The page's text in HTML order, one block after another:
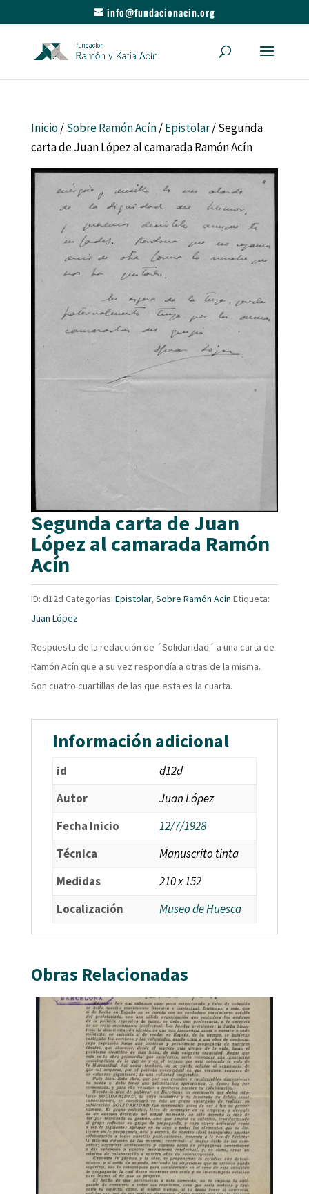
info@fundacionacin.org
Inicio/Sobre Ramón Acín/Epistolar/ Segunda
carta de Juan López al camarada Ramón Acín
Segunda carta de Juan
López al camarada Ramón
Acín
ID: d12d Categorías: Epistolar, Sobre Ramón Acín Etiqueta:
Juan López
Respuesta de la redacción de ´Solidaridad´ a una carta de
Ramón Acín que a su vez respondía a otras de la misma.
Son cuatro cuartillas de las que esta es la cuarta.
Información adicional
id
d12d
Autor
Juan López
Fecha Inicio
12/7/1928
Técnica
Manuscrito tinta
Medidas
210 x 152
Localización
Museo de Huesca
Obras Relacionadas